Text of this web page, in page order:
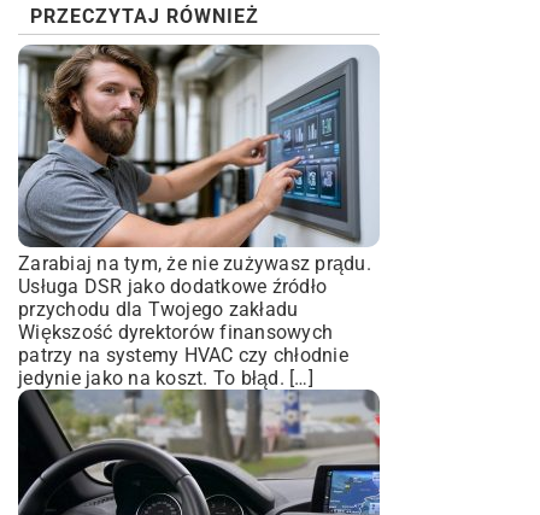
PRZECZYTAJ RÓWNIEŻ
Zarabiaj na tym, że nie zużywasz prądu.
Usługa DSR jako dodatkowe źródło
przychodu dla Twojego zakładu
Większość dyrektorów finansowych
patrzy na systemy HVAC czy chłodnie
jedynie jako na koszt. To błąd. […]